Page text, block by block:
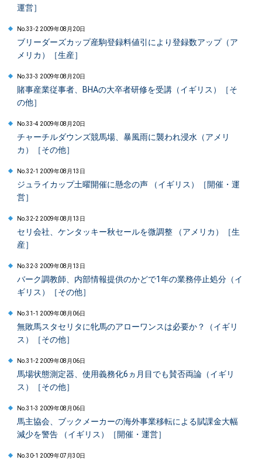
運営］
No.33-2 2009年08月20日
ブリーダーズカップ産駒登録料値引により登録数アップ（ア
メリカ）［生産］
No.33-3 2009年08月20日
賭事産業従事者、BHAの大卒者研修を受講（イギリス）［そ
の他］
No.33-4 2009年08月20日
チャーチルダウンズ競馬場、暴風雨に襲われ浸水（アメリ
カ）［その他］
No.32-1 2009年08月13日
ジュライカップ土曜開催に懸念の声 （イギリス）［開催・運
営］
No.32-2 2009年08月13日
セリ会社、ケンタッキー秋セールを微調整 （アメリカ）［生
産］
No.32-3 2009年08月13日
バーク調教師、内部情報提供のかどで1年の業務停止処分（イ
ギリス）［その他］
No.31-1 2009年08月06日
無敗馬スタセリタに牝馬のアローワンスは必要か？（イギリ
ス）［その他］
No.31-2 2009年08月06日
馬場状態測定器、使用義務化6ヵ月目でも賛否両論（イギリ
ス）［その他］
No.31-3 2009年08月06日
馬主協会、ブックメーカーの海外事業移転による賦課金大幅
減少を警告 （イギリス）［開催・運営］
No.30-1 2009年07月30日